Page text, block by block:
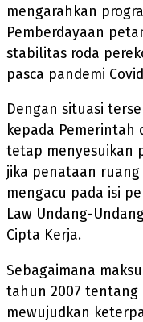
mengarahkan
Pemberdayaan
stabilitas roda
pasca pandemi
Dengan situasi
kepada Pemerintah
tetap menyesuikan
jika penataan
mengacu pada isi
Law Undang-
Cipta Kerja.
Sebagaimana
tahun 2007 tentang
mewujudkan